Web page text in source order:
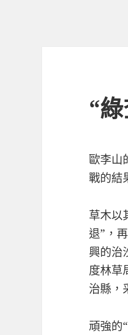
“
歐李山
戰的結
草木以
退”，
興的治
度林草
治縣，
頑強的